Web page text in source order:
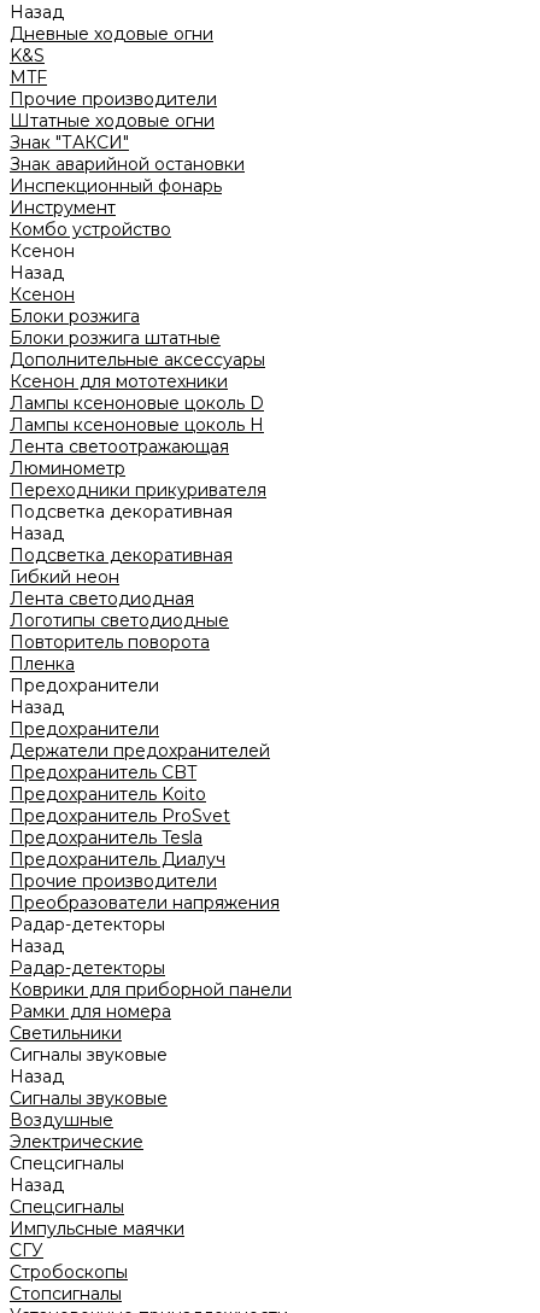
Назад
Дневные ходовые огни
K&S
MTF
Прочие производители
Штатные ходовые огни
Знак "ТАКСИ"
Знак аварийной остановки
Инспекционный фонарь
Инструмент
Комбо устройство
Ксенон
Назад
Ксенон
Блоки розжига
Блоки розжига штатные
Дополнительные аксессуары
Ксенон для мототехники
Лампы ксеноновые цоколь D
Лампы ксеноновые цоколь H
Лента светоотражающая
Люминометр
Переходники прикуривателя
Подсветка декоративная
Назад
Подсветка декоративная
Гибкий неон
Лента светодиодная
Логотипы светодиодные
Повторитель поворота
Пленка
Предохранители
Назад
Предохранители
Держатели предохранителей
Предохранитель CBT
Предохранитель Koito
Предохранитель ProSvet
Предохранитель Tesla
Предохранитель Диалуч
Прочие производители
Преобразователи напряжения
Радар-детекторы
Назад
Радар-детекторы
Коврики для приборной панели
Рамки для номера
Светильники
Сигналы звуковые
Назад
Сигналы звуковые
Воздушные
Электрические
Спецсигналы
Назад
Спецсигналы
Импульсные маячки
СГУ
Стробоскопы
Стопсигналы